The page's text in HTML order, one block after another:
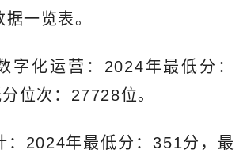
一览表。
字化运营：2024年最低分：
位次：27728位。
：2024年最低分：351分，最